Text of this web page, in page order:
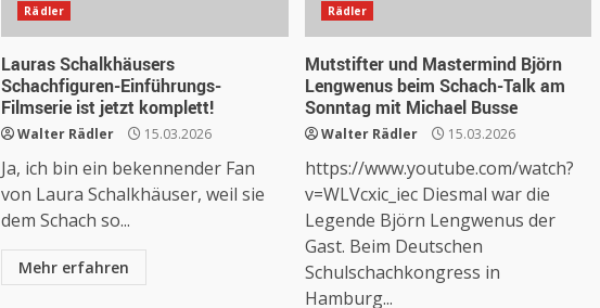
Rädler
Lauras Schalkhäusers
Schachfiguren-Einführungs-
Filmserie ist jetzt komplett!
Walter Rädler 15.03.2026
Ja, ich bin ein bekennender Fan
von Laura Schalkhäuser, weil sie
dem Schach so...
Mehr erfahren
Rädler
Mutstifter und Mastermind Björn
Lengwenus beim Schach-Talk am
Sonntag mit Michael Busse
Walter Rädler 15.03.2026
https://www.youtube.com/watch?
v=WLVcxic_iec Diesmal war die
Legende Björn Lengwenus der
Gast. Beim Deutschen
Schulschachkongress in
Hamburg...